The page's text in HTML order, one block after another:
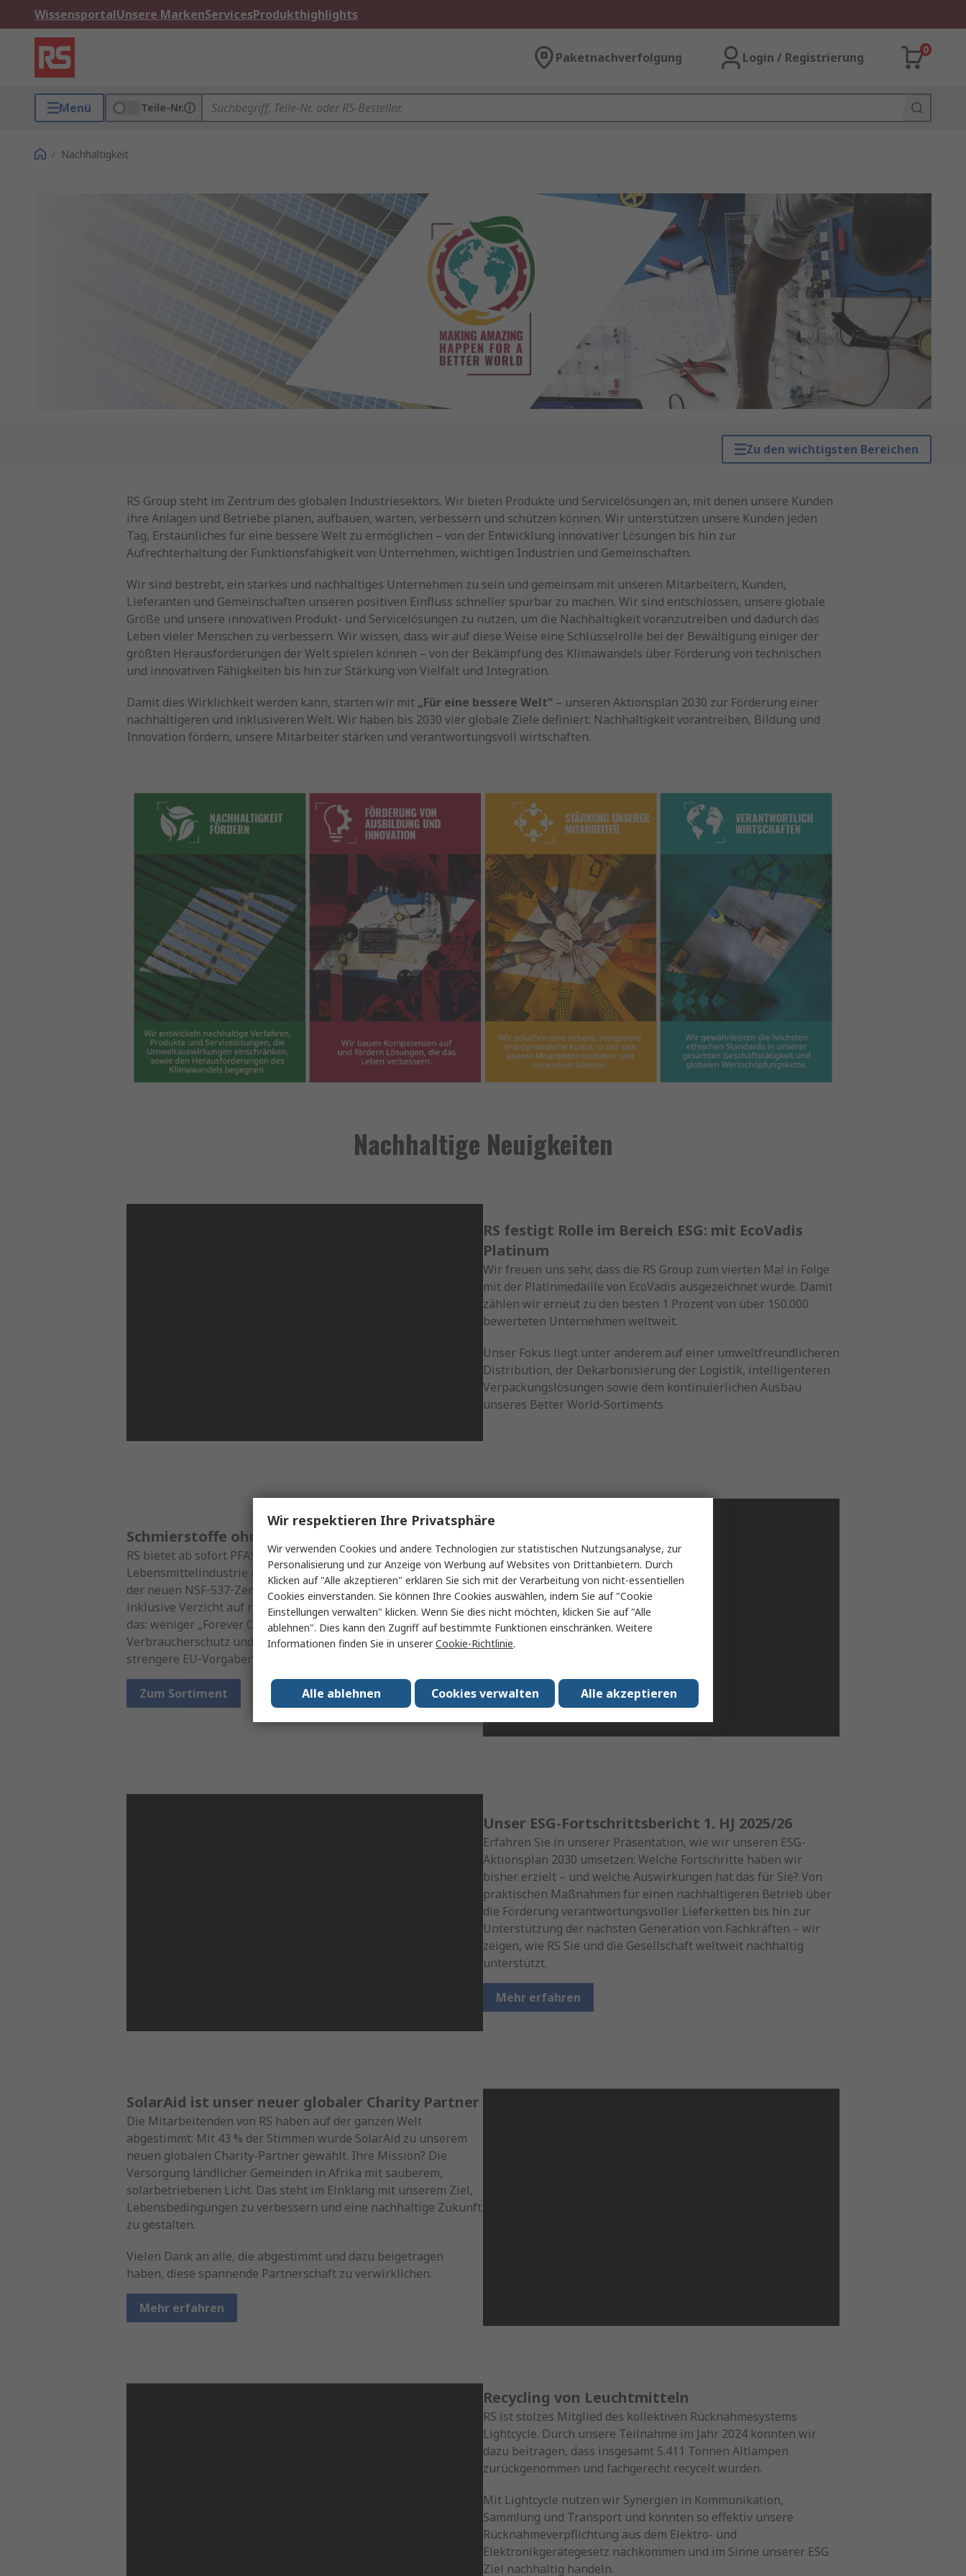
WissensportalUnsere MarkenServicesProdukthighlights
Paketnachverfolgung Login / Registrierung
0
Menü Teile-Nr.
/ Nachhaltigkeit
Zu den wichtigsten Bereichen
RS Group steht im Zentrum des globalen Industriesektors. Wir bieten Produkte und Servicelösungen an, mit denen unsere Kunden
ihre Anlagen und Betriebe planen, aufbauen, warten, verbessern und schützen können. Wir unterstützen unsere Kunden jeden
Tag, Erstaunliches für eine bessere Welt zu ermöglichen – von der Entwicklung innovativer Lösungen bis hin zur
Aufrechterhaltung der Funktionsfähigkeit von Unternehmen, wichtigen Industrien und Gemeinschaften.
Wir sind bestrebt, ein starkes und nachhaltiges Unternehmen zu sein und gemeinsam mit unseren Mitarbeitern, Kunden,
Lieferanten und Gemeinschaften unseren positiven Einfluss schneller spürbar zu machen. Wir sind entschlossen, unsere globale
Größe und unsere innovativen Produkt- und Servicelösungen zu nutzen, um die Nachhaltigkeit voranzutreiben und dadurch das
Leben vieler Menschen zu verbessern. Wir wissen, dass wir auf diese Weise eine Schlüsselrolle bei der Bewältigung einiger der
größten Herausforderungen der Welt spielen können – von der Bekämpfung des Klimawandels über Förderung von technischen
und innovativen Fähigkeiten bis hin zur Stärkung von Vielfalt und Integration.
Damit dies Wirklichkeit werden kann, starten wir mit „Für eine bessere Welt“ – unseren Aktionsplan 2030 zur Förderung einer
nachhaltigeren und inklusiveren Welt. Wir haben bis 2030 vier globale Ziele definiert: Nachhaltigkeit vorantreiben, Bildung und
Innovation fördern, unsere Mitarbeiter stärken und verantwortungsvoll wirtschaften.
Nachhaltige Neuigkeiten
RS festigt Rolle im Bereich ESG: mit EcoVadis
Platinum
Wir freuen uns sehr, dass die RS Group zum vierten Mal in Folge
mit der Platinmedaille von EcoVadis ausgezeichnet wurde. Damit
zählen wir erneut zu den besten 1 Prozent von über 150.000
bewerteten Unternehmen weltweit.
Unser Fokus liegt unter anderem auf einer umweltfreundlicheren
Distribution, der Dekarbonisierung der Logistik, intelligenteren
Verpackungslösungen sowie dem kontinuierlichen Ausbau
unseres Better World-Sortiments.
Schmierstoffe ohne „Forever Chemicals“
RS bietet ab sofort PFAS‑freie Schmierstoffe von ROCOL® für die
Lebensmittelindustrie an. ROCOL® ist der erste Hersteller mit
der neuen NSF‑537‑Zertifizierung, die PFAS‑Freiheit bestätigt –
inklusive Verzicht auf recycelte Materialien. Für Betriebe heißt
das: weniger „Forever Chemicals“, höherer Umwelt‑ und
Verbraucherschutz und eine sichere Lösung im Hinblick auf
strengere EU‑Vorgaben.
Zum Sortiment
Unser ESG-Fortschrittsbericht 1. HJ 2025/26
Erfahren Sie in unserer Präsentation, wie wir unseren ESG-
Aktionsplan 2030 umsetzen: Welche Fortschritte haben wir
bisher erzielt – und welche Auswirkungen hat das für Sie? Von
praktischen Maßnahmen für einen nachhaltigeren Betrieb über
die Förderung verantwortungsvoller Lieferketten bis hin zur
Unterstützung der nächsten Generation von Fachkräften – wir
zeigen, wie RS Sie und die Gesellschaft weltweit nachhaltig
unterstützt.
Mehr erfahren
SolarAid ist unser neuer globaler Charity Partner
Die Mitarbeitenden von RS haben auf der ganzen Welt
abgestimmt: Mit 43 % der Stimmen wurde SolarAid zu unserem
neuen globalen Charity-Partner gewählt. Ihre Mission? Die
Versorgung ländlicher Gemeinden in Afrika mit sauberem,
solarbetriebenen Licht. Das steht im Einklang mit unserem Ziel,
Lebensbedingungen zu verbessern und eine nachhaltige Zukunft
zu gestalten.
Vielen Dank an alle, die abgestimmt und dazu beigetragen
haben, diese spannende Partnerschaft zu verwirklichen.
Mehr erfahren
Recycling von Leuchtmitteln
RS ist stolzes Mitglied des kollektiven Rücknahmesystems
Lightcycle. Durch unsere Teilnahme im Jahr 2024 konnten wir
dazu beitragen, dass insgesamt 5.411 Tonnen Altlampen
zurückgenommen und fachgerecht recycelt wurden.
Mit Lightcycle nutzen wir Synergien in Kommunikation,
Sammlung und Transport und konnten so effektiv unsere
Rücknahmeverpflichtung aus dem Elektro- und
Elektronikgerätegesetz nachkommen und im Sinne unserer ESG
Ziel nachhaltig handeln.
Wir respektieren Ihre Privatsphäre
Wir verwenden Cookies und andere Technologien zur statistischen Nutzungsanalyse, zur
Personalisierung und zur Anzeige von Werbung auf Websites von Drittanbietern. Durch
Klicken auf "Alle akzeptieren" erklären Sie sich mit der Verarbeitung von nicht-essentiellen
Cookies einverstanden. Sie können Ihre Cookies auswählen, indem Sie auf "Cookie
Einstellungen verwalten" klicken. Wenn Sie dies nicht möchten, klicken Sie auf "Alle
ablehnen". Dies kann den Zugriff auf bestimmte Funktionen einschränken. Weitere
Informationen finden Sie in unsererCookie-Richtlinie.
Alle akzeptieren
Cookies verwalten
Alle ablehnen